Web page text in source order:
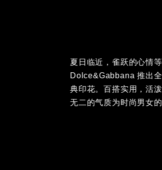
夏日临近，雀跃的心情
Dolce&Gabbana 推出
典印花。百搭实用，活
无二的气质为时尚男女